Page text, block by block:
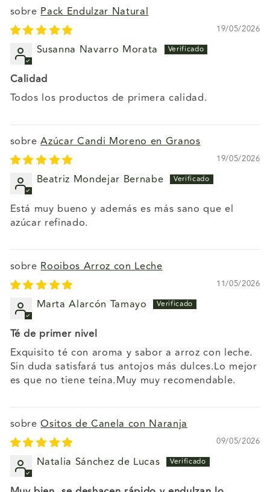
Pack Endulzar Natural
19/05/2026
Susanna Navarro Morata
Calidad
Todos los productos de primera calidad.
Azúcar Candi Moreno en Granos
19/05/2026
Beatriz Mondejar Bernabe
Está muy bueno y además es más sano que el
azúcar refinado.
Rooibos Arroz con Leche
11/05/2026
Marta Alarcón Tamayo
Té de primer nivel
Exquisito té con aroma y sabor a arroz con leche.
Sin duda satisfará tus antojos más dulces.Lo mejor
es que no tiene teína.Muy muy recomendable.
Ositos de Canela con Naranja
09/05/2026
Natalia Sánchez de Lucas